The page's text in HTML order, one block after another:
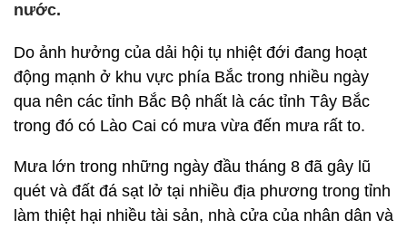
nước.
Do ảnh hưởng của dải hội tụ nhiệt đới đang hoạt
động mạnh ở khu vực phía Bắc trong nhiều ngày
qua nên các tỉnh Bắc Bộ nhất là các tỉnh Tây Bắc
trong đó có Lào Cai có mưa vừa đến mưa rất to.
Mưa lớn trong những ngày đầu tháng 8 đã gây lũ
quét và đất đá sạt lở tại nhiều địa phương trong tỉnh
làm thiệt hại nhiều tài sản, nhà cửa của nhân dân và